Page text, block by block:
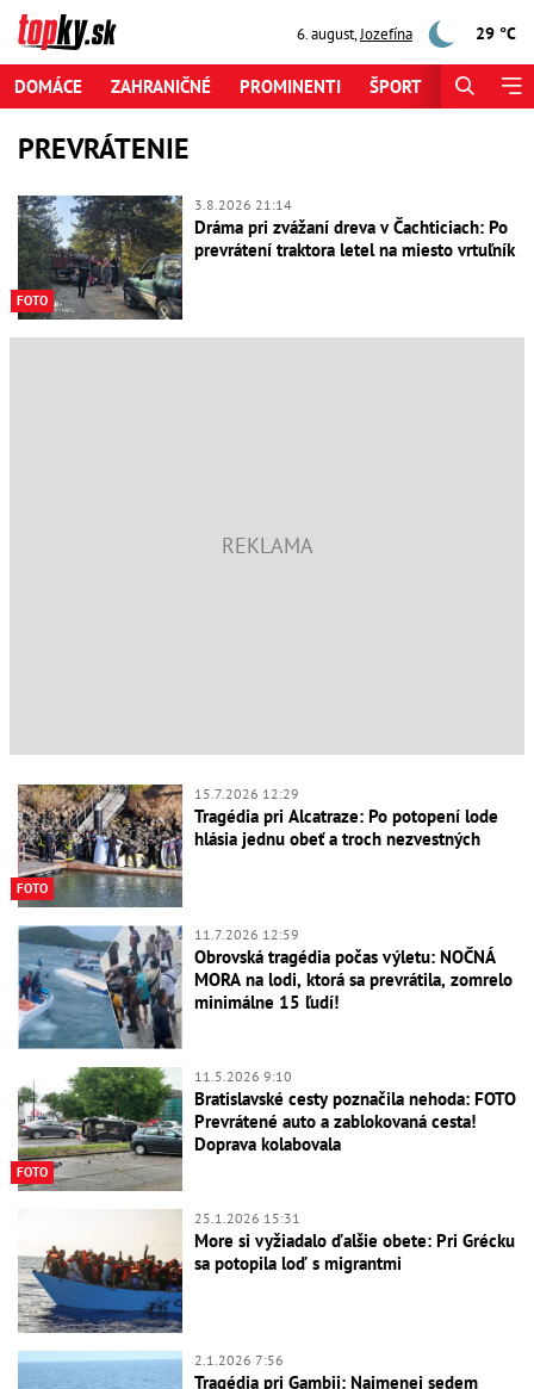
6. august,Jozefína 29 °C
DOMÁCE ZAHRANIČNÉ PROMINENTI ŠPORT
PREVRÁTENIE
FOTO
3.8.2026 21:14
Dráma pri zvážaní dreva v Čachticiach: Po
prevrátení traktora letel na miesto vrtuľník
FOTO
15.7.2026 12:29
Tragédia pri Alcatraze: Po potopení lode
hlásia jednu obeť a troch nezvestných
11.7.2026 12:59
Obrovská tragédia počas výletu: NOČNÁ
MORA na lodi, ktorá sa prevrátila, zomrelo
minimálne 15 ľudí!
FOTO
11.5.2026 9:10
Bratislavské cesty poznačila nehoda: FOTO
Prevrátené auto a zablokovaná cesta!
Doprava kolabovala
25.1.2026 15:31
More si vyžiadalo ďalšie obete: Pri Grécku
sa potopila loď s migrantmi
2.1.2026 7:56
Tragédia pri Gambii: Najmenej sedem